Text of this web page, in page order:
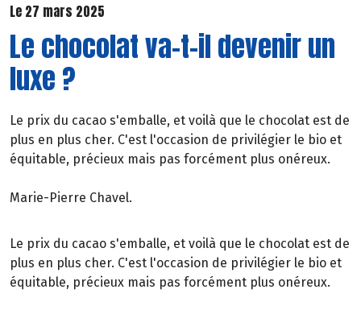
Le 27 mars 2025
Le chocolat va-t-il devenir un
luxe ?
Le prix du cacao s'emballe, et voilà que le chocolat est de
plus en plus cher. C'est l'occasion de privilégier le bio et
équitable, précieux mais pas forcément plus onéreux.
Marie-Pierre Chavel.
Le prix du cacao s'emballe, et voilà que le chocolat est de
plus en plus cher. C'est l'occasion de privilégier le bio et
équitable, précieux mais pas forcément plus onéreux.